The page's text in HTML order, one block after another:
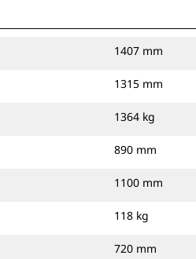
1407 mm
1315 mm
1364 kg
890 mm
1100 mm
118 kg
720 mm